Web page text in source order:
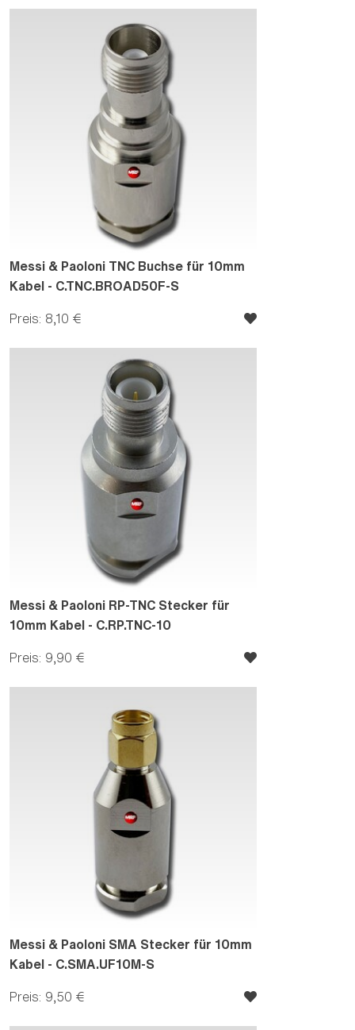
Messi & Paoloni TNC Buchse für 10mm
Kabel - C.TNC.BROAD50F-S
Preis: 8,10 €
Messi & Paoloni RP-TNC Stecker für
10mm Kabel - C.RP.TNC-10
Preis: 9,90 €
Messi & Paoloni SMA Stecker für 10mm
Kabel - C.SMA.UF10M-S
Preis: 9,50 €